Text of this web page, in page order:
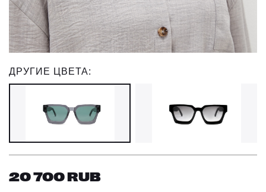
ДРУГИЕ ЦВЕТА:
20 700RUB